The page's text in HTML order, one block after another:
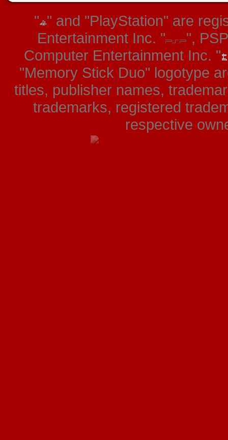
" " and "PlayStation" are
Entertainment Inc. "
",
Computer Entertainment Inc. "
"Memory Stick Duo" logotype
titles, publisher names,
trademarks, registered
respective